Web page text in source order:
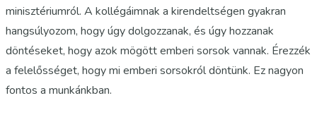
minisztériumról. A kollégáimnak a kirendeltségen gyakran
hangsúlyozom, hogy úgy dolgozzanak, és úgy hozzanak
döntéseket, hogy azok mögött emberi sorsok vannak. Érezzék
a felelősséget, hogy mi emberi sorsokról döntünk. Ez nagyon
fontos a munkánkban.